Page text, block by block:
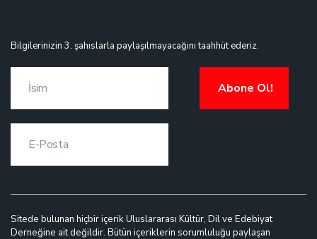
Bilgilerinizin 3. şahıslarla paylaşılmayacağını taahhüt ederiz.
Abone Ol!
Sitede bulunan hiçbir içerik Uluslararası Kültür, Dil ve Edebiyat
Derneğine ait değildir. Bütün içeriklerin sorumluluğu paylaşan